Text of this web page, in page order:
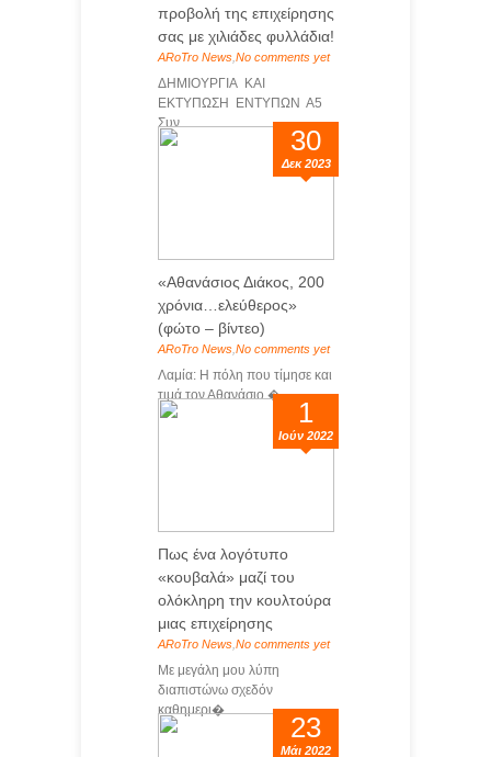
προβολή της επιχείρησης
σας με χιλιάδες φυλλάδια!
ARoTro News No comments yet
ΔΗΜΙΟΥΡΓΙΑ ΚΑΙ
ΕΚΤΥΠΩΣΗ ΕΝΤΥΠΩΝ Α5
Συν...
30
Δεκ 2023
«Αθανάσιος Διάκος, 200
χρόνια…ελεύθερος»
(φώτο – βίντεο)
ARoTro News No comments yet
Λαμία: Η πόλη που τίμησε και
τιμά τον Αθανάσιο �...
1
Ιούν 2022
Πως ένα λογότυπο
«κουβαλά» μαζί του
ολόκληρη την κουλτούρα
μιας επιχείρησης
ARoTro News No comments yet
Με μεγάλη μου λύπη
διαπιστώνω σχεδόν
καθημερι�...
23
Μάι 2022